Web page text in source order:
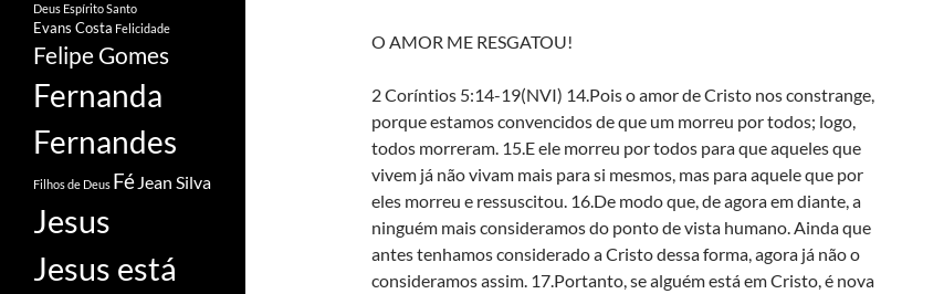
O AMOR ME RESGATOU!
2 Coríntios 5:14-19(NVI) 14.Pois o amor de Cristo nos constrange,
porque estamos convencidos de que um morreu por todos; logo,
todos morreram. 15.E ele morreu por todos para que aqueles que
vivem já não vivam mais para si mesmos, mas para aquele que por
eles morreu e ressuscitou. 16.De modo que, de agora em diante, a
ninguém mais consideramos do ponto de vista humano. Ainda que
antes tenhamos considerado a Cristo dessa forma, agora já não o
consideramos assim. 17.Portanto, se alguém está em Cristo, é nova
Deus Espírito Santo
Evans Costa Felicidade
Felipe Gomes
Fernanda
Fernandes
Filhos de Deus Fé Jean Silva
Jesus
Jesus está